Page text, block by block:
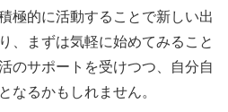
極的に活動することで新しい出
、まずは気軽に始めてみること
のサポートを受けつつ、自分自
なるかもしれません。